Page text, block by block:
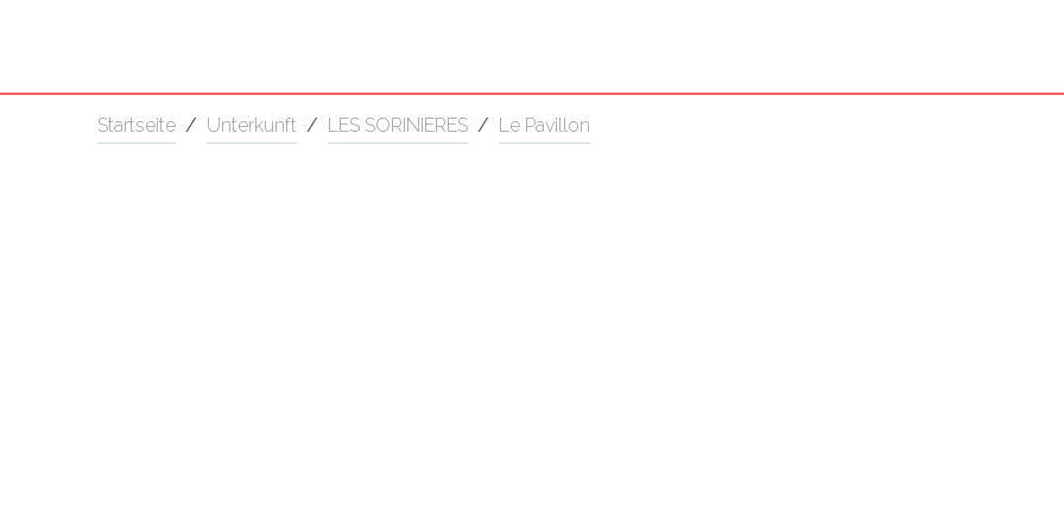
Startseite / Unterkunft / LES SORINIERES / Le Pavillon